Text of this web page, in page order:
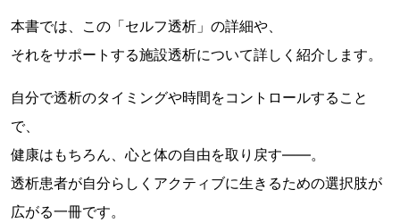
本書では、この「セルフ透析」の詳細や、
それをサポートする施設透析について詳しく紹介します。
自分で透析のタイミングや時間をコントロールすること
で、
健康はもちろん、心と体の自由を取り戻す――。
透析患者が自分らしくアクティブに生きるための選択肢が
広がる一冊です。